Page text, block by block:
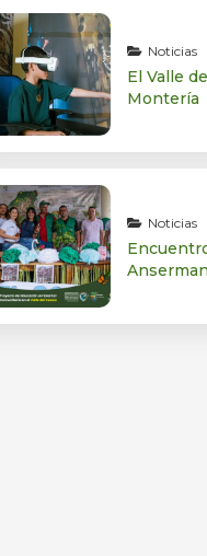
Noticias
El Valle
Montería
Noticias